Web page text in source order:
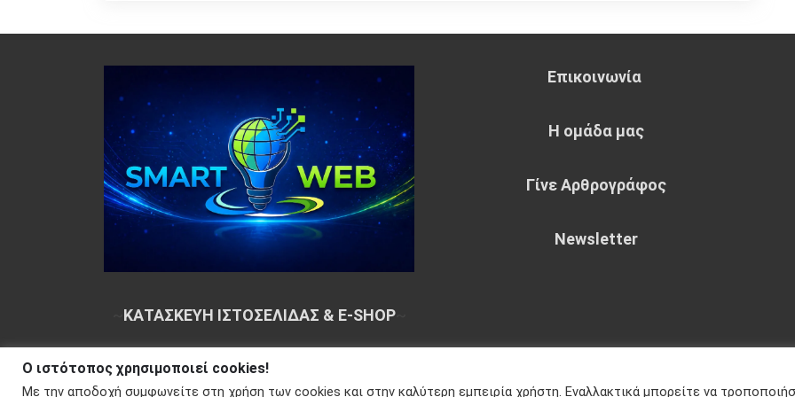
ΚΑΤΑΣΚΕΥΗ ΙΣΤΟΣΕΛΙΔΑΣ & E-SHOP~
Επικοινωνία
Η ομάδα μας
Γίνε Αρθρογράφος
Newsletter
Copyright © 2026 Your e-articles - WordPress Theme : by Sparkle Themes
Πολιτική
Ο ιστότοπος χρησιμοποιεί cookies!
Με την αποδοχή συμφωνείτε στη χρήση των cookies και στην καλύτερη εμπειρία χρήστη. Εναλλακτικά μπορείτε να